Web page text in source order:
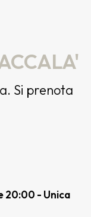
Si prenota
20:00 - Unica